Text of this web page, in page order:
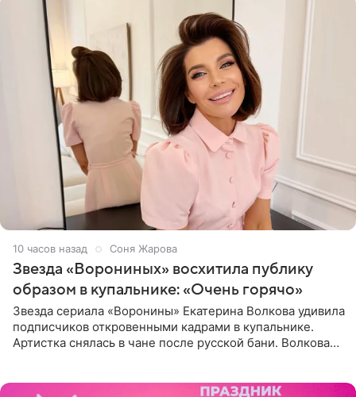
10 часов назад Соня Жарова
Звезда «Ворониных» восхитила публику
образом в купальнике: «Очень горячо»
Звезда сериала «Воронины» Екатерина Волкова удивила
подписчиков откровенными кадрами в купальнике.
Артистка снялась в чане после русской бани. Волкова